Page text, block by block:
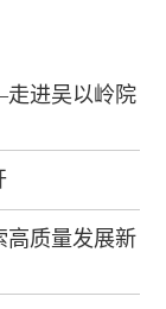
进吴以岭院
高质量发展新